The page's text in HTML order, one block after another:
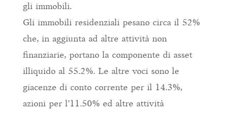
gli immobili.
Gli immobili residenziali pesano circa il 52%
che, in aggiunta ad altre attività non
finanziarie, portano la componente di asset
illiquido al 55.2%. Le altre voci sono le
giacenze di conto corrente per il 14.3%,
azioni per l’11.50% ed altre attività